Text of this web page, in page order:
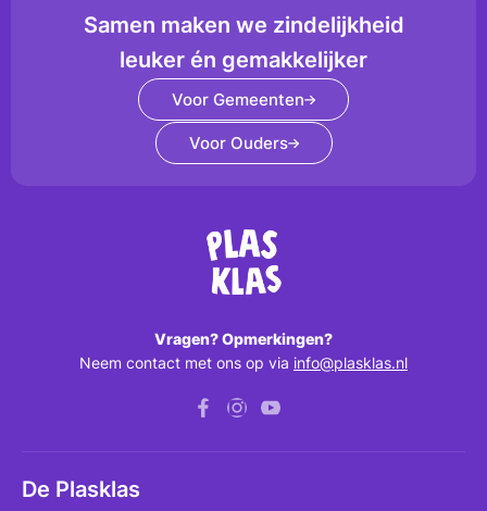
Samen maken we zindelijkheid
leuker én gemakkelijker
Voor Gemeenten
Voor Ouders
Vragen? Opmerkingen?
Neem contact met ons op via info@plasklas.nl
De Plasklas